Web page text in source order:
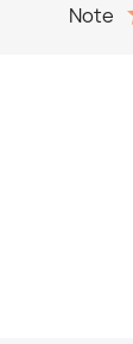
Note